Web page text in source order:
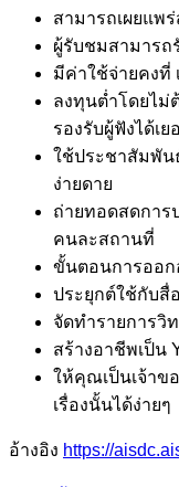
สามารถเผยแ
ผู้รับชมสามารถ
มีค่าใช้จ่ายคงที่
ลงทุนต่ำโดยไม่
รองรับผู้ฟังได้เย
ใช้ประชาสัมพัน
ง่ายดาย
ถ่ายทอดสดการ
คนละสถานที่
ขั้นตอนการออก
ประยุกต์ใช้กับสื่
จัดทำรายการวิ
สร้างอาชีพเป็น
ให้คุณเป็นเจ้าข
เรื่องนั้นได้ง่ายๆ
อ้างอิง https://